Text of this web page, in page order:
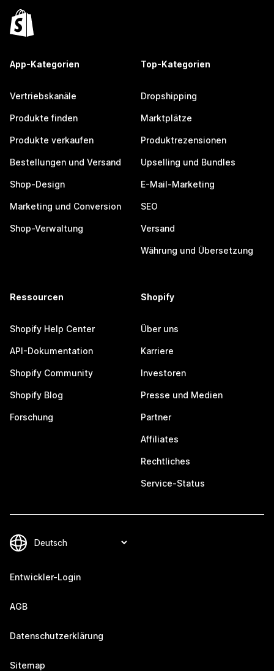
App-Kategorien
Vertriebskanäle
Produkte finden
Produkte verkaufen
Bestellungen und Versand
Shop-Design
Marketing und Conversion
Shop-Verwaltung
Top-Kategorien
Dropshipping
Marktplätze
Produktrezensionen
Upselling und Bundles
E-Mail-Marketing
SEO
Versand
Währung und Übersetzung
Ressourcen
Shopify Help Center
API-Dokumentation
Shopify Community
Shopify Blog
Forschung
Shopify
Über uns
Karriere
Investoren
Presse und Medien
Partner
Affiliates
Rechtliches
Service-Status
Entwickler-Login
AGB
Datenschutzerklärung
Sitemap